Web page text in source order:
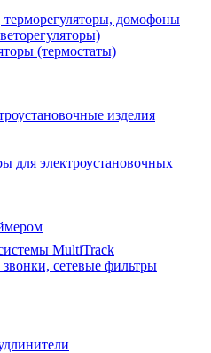
домофоны
(термостаты)
изделия
для электроустановочных
MultiTrack
сетевые фильтры